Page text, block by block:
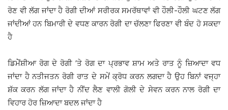
ਰੋਣ ਵੀ ਲੱਗ ਜਾਂਦਾ ਹੈ ਰੋਗੀ ਦੀਆਂ ਸਰੀਰਕ ਸਮਰੱਥਾਵਾਂ ਵੀ ਹੌਲੀ-ਹੌਲੀ ਘਟਣ ਲੱਗ
ਜਾਂਦੀਆਂ ਹਨ ਬਿਮਾਰੀ ਦੇ ਵਧਣ ਕਾਰਨ ਰੋਗੀ ਦਾ ਚੱਲਣਾ ਫਿਰਣਾ ਵੀ ਬੰਦ ਹੋ ਸਕਦਾ
ਹੈ
ਡਿਮੇੇਂਸ਼ੀਆ ਰੋਗ ਦੇ ਰੋਗੀ ’ਤੇ ਰੋਗ ਦਾ ਪ੍ਰਭਾਵ ਸ਼ਾਮ ਅਤੇ ਰਾਤ ਨੂੰ ਜ਼ਿਆਦਾ ਵਧ
ਜਾਂਦਾ ਹੈ ਨਤੀਜਤਨ ਰੋਗੀ ਰਾਤ ਦੇ ਸਮੇਂ ਕ੍ਰੋਧ ਕਰਨ ਲਗਦਾ ਹੈ ਉਹ ਬਿਨਾਂ ਵਜ੍ਹਾ
ਸ਼ੱਕ ਕਰਨ ਲੱਗ ਜਾਂਦਾ ਹੈ ਨੀਂਦ ਲੈਣ ਵਾਲੀ ਗੋਲੀ ਦੇ ਸੇਵਨ ਕਰਨ ਨਾਲ ਰੋਗੀ ਦਾ
ਵਿਹਾਰ ਹੋਰ ਜ਼ਿਆਦਾ ਬਦਲ ਜਾਂਦਾ ਹੈ